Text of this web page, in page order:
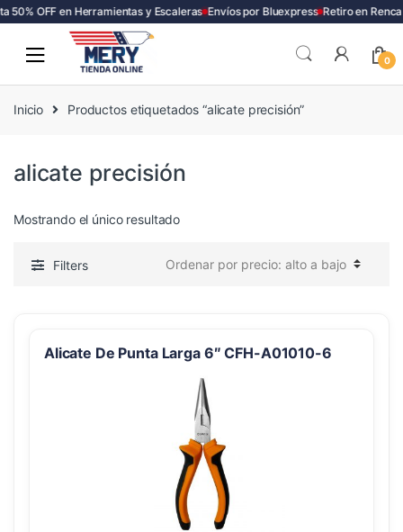
50% OFF en Herramientas y Escaleras Envíos por Bluexpress Retiro en Renca
0
Inicio Productos etiquetados “alicate precisión”
alicate precisión
Mostrando el único resultado
Filters
Alicate De Punta Larga 6″ CFH-A01010-6